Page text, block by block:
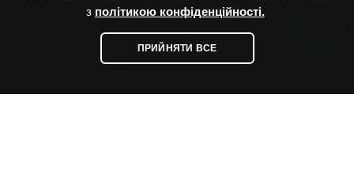
з політикою конфіденційності.
ПРИЙНЯТИ ВСЕ
Socials: